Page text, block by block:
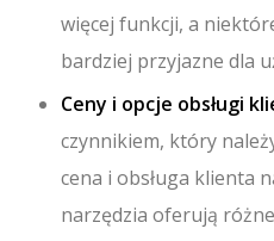
więcej funkcji, a
bardziej przyjazne dla
Ceny i opcje obsługi
czynnikiem, który
cena i obsługa klienta
narzędzia oferują